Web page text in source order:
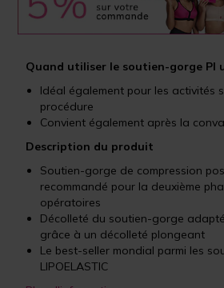
Quand utiliser le soutien-gorge PI
Idéal également pour les activités
procédure
Convient également après la
Description du produit
Soutien-gorge de compression
recommandé pour la deuxième
opératoires
Décolleté du soutien-gorge
grâce à un décolleté plongeant
Le best-seller mondial parmi les
LIPOELASTIC